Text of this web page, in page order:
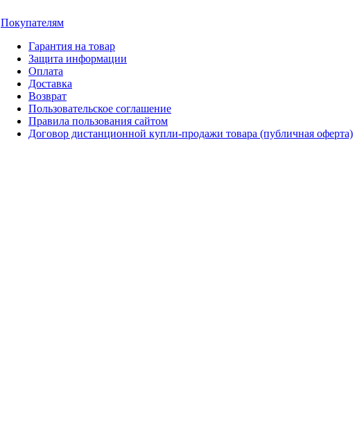
Покупателям
Гарантия на товар
Защита информации
Оплата
Доставка
Возврат
Пользовательское соглашение
Правила пользования сайтом
Договор дистанционной купли-продажи товара (публичная оферта)